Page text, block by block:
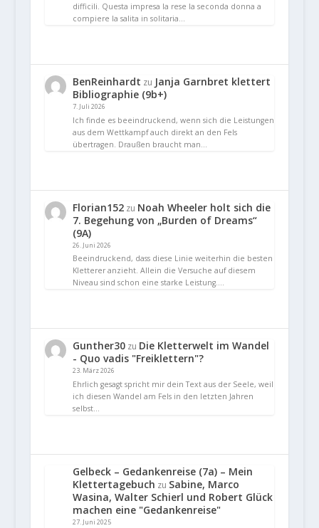
difficili. Questa impresa la rese la seconda donna a
compiere la salita in solitaria…
BenReinhardt zu Janja Garnbret klettert
Bibliographie (9b+)
7. Juli 2026
Ich finde es beeindruckend, wenn sich die Leistungen
aus dem Wettkampf auch direkt an den Fels
übertragen. Draußen braucht man…
Florian152zu Noah Wheeler holt sich die
7. Begehung von „Burden of Dreams“
(9A)
26. Juni 2026
Beeindruckend, dass diese Linie weiterhin die besten
Kletterer anzieht. Allein die Versuche auf diesem
Niveau sind schon eine starke Leistung.…
Gunther30zu Die Kletterwelt im Wandel
- Quo vadis "Freiklettern"?
23. März 2026
Ehrlich gesagt spricht mir dein Text aus der Seele, weil
ich diesen Wandel am Fels in den letzten Jahren
selbst…
Gelbeck – Gedankenreise (7a) – Mein
Klettertagebuch zu Sabine, Marco
Wasina, Walter Schierl und Robert Glück
machen eine "Gedankenreise"
27. Juni 2025